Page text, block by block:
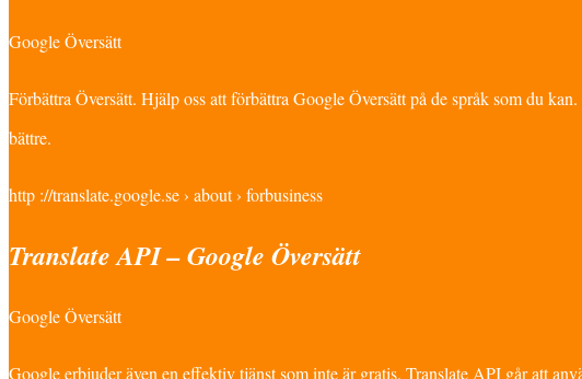
Google Översätt
Förbättra Översätt. Hjälp oss att förbättra Google Översätt på de språk som du
bättre.
http ://translate.google.se › about › forbusiness
Translate API – Google Översätt
Google Översätt
Google erbjuder även en effektiv tjänst som inte är gratis. Translate API går att